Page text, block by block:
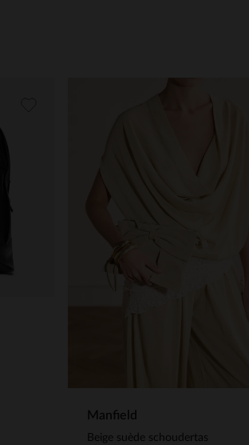
Manfield
Beige suède schoudertas